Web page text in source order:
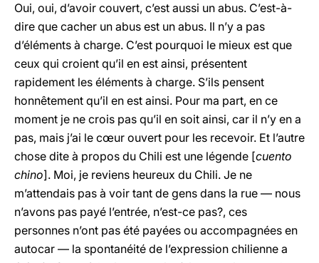
Oui, oui, d’avoir couvert, c’est aussi un abus. C’est-à-
dire que cacher un abus est un abus. Il n’y a pas
d’éléments à charge. C’est pourquoi le mieux est que
ceux qui croient qu’il en est ainsi, présentent
rapidement les éléments à charge. S’ils pensent
honnêtement qu’il en est ainsi. Pour ma part, en ce
moment je ne crois pas qu’il en soit ainsi, car il n’y en a
pas, mais j’ai le cœur ouvert pour les recevoir. Et l’autre
chose dite à propos du Chili est une légende [cuento
chino]. Moi, je reviens heureux du Chili. Je ne
m’attendais pas à voir tant de gens dans la rue — nous
n’avons pas payé l’entrée, n’est-ce pas?, ces
personnes n’ont pas été payées ou accompagnées en
autocar — la spontanéité de l’expression chilienne a